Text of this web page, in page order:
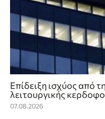
Επίδειξη ισχύος από
λειτουργικής
07.08.2026